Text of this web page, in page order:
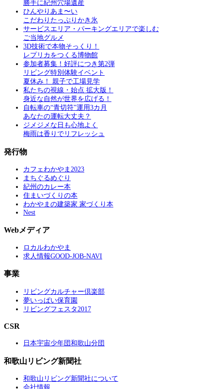
勝手に紀州穴場遺産
ひんやりあま〜い
こだわりたっぷりかき氷
サービスエリア・パーキングエリアで楽しむ
ご当地グルメ
3D技術で本物そっくり！
レプリカをつくる博物館
参加者募集！好評につき第2弾
リビング特別体験イベント
夏休み！ 親子で工場見学
私たちの視線・始点 拡大版！
身近な自然が世界を広げる！
自転車の“青切符”運用3カ月
あなたの運転大丈夫？
ジメジメな日も心地よく
梅雨は香りでリフレッシュ
発行物
カフェわかやま2023
まちぐるめぐり
紀州のカレー本
住まいづくりの本
わかやまの建築家 家づくり本
Nest
Webメディア
ロカルわかやま
求人情報GOOD-JOB-NAVI
事業
リビングカルチャー倶楽部
夢いっぱい保育園
リビングフェスタ2017
CSR
日本宇宙少年団和歌山分団
和歌山リビング新聞社
和歌山リビング新聞社について
会社情報